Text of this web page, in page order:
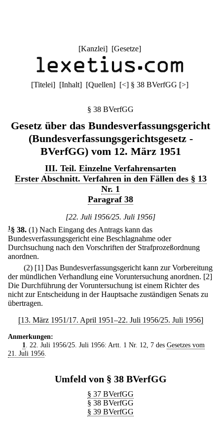
[Kanzlei] [Gesetze]
[Titelei] [Inhalt] [Quellen] [<] § 38 BVerfGG [>]
§ 38 BVerfGG
Gesetz über das Bundesverfassungsgericht
(Bundesverfassungsgerichtsgesetz -
BVerfGG) vom 12. März 1951
III. Teil. Einzelne Verfahrensarten
Erster Abschnitt. Verfahren in den Fällen des § 13
Nr. 1
Paragraf 38
[22. Juli 1956/25. Juli 1956]
1 § 38. (1) Nach Eingang des Antrags kann das
Bundesverfassungsgericht eine Beschlagnahme oder
Durchsuchung nach den Vorschriften der Strafprozeßordnung
anordnen.
(2) [1] Das Bundesverfassungsgericht kann zur Vorbereitung
der mündlichen Verhandlung eine Voruntersuchung anordnen. [2]
Die Durchführung der Voruntersuchung ist einem Richter des
nicht zur Entscheidung in der Hauptsache zuständigen Senats zu
übertragen.
[13. März 1951/17. April 1951–22. Juli 1956/25. Juli 1956]
Anmerkungen:
1. 22. Juli 1956/25. Juli 1956: Artt. 1 Nr. 12, 7 des Gesetzes vom
21. Juli 1956.
Umfeld von § 38 BVerfGG
§ 37 BVerfGG
§ 38 BVerfGG
§ 39 BVerfGG